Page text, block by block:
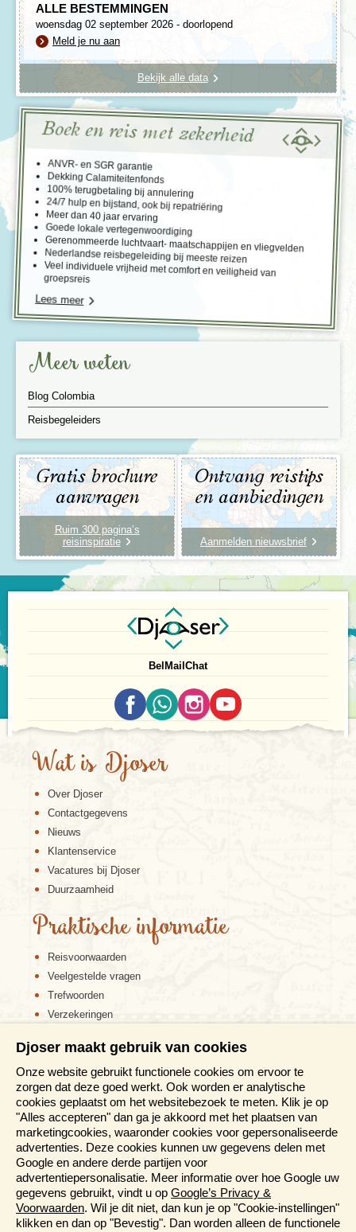
ALLE BESTEMMINGEN
woensdag 02 september 2026 - doorlopend
Meld je nu aan
Bekijk alle data
Boek en reis met zekerheid
ANVR- en SGR garantie
Dekking Calamiteitenfonds
100% terugbetaling bij annulering
24/7 hulp en bijstand, ook bij repatriëring
Meer dan 40 jaar ervaring
Goede lokale vertegenwoordiging
Gerenommeerde luchtvaart- maatschappijen en vliegvelden
Nederlandse reisbegeleiding bij meeste reizen
Veel individuele vrijheid met comfort en veiligheid van
groepsreis
Lees meer
Meer weten
Blog Colombia
Reisbegeleiders
Gratis brochure
aanvragen
Ruim 300 pagina’s
reisinspiratie
Ontvang reistips
en aanbiedingen
Aanmelden nieuwsbrief
Bel Mail Chat
Wat is Djoser
Over Djoser
Contactgegevens
Nieuws
Klantenservice
Vacatures bij Djoser
Duurzaamheid
Praktische informatie
Reisvoorwaarden
Veelgestelde vragen
Trefwoorden
Verzekeringen
Disclaimer
Cookiebeleid
Privacy verklaring
Reis en boek met Djoser zekerheid
Meer weten?
Brochures aanvragen
Informatiedagen
Magazine
Djoser maakt gebruik van cookies
Onze website gebruikt functionele cookies om ervoor te
zorgen dat deze goed werkt. Ook worden er analytische
cookies geplaatst om het websitebezoek te meten. Klik je op
"Alles accepteren" dan ga je akkoord met het plaatsen van
marketingcookies, waaronder cookies voor gepersonaliseerde
advertenties. Deze cookies kunnen uw gegevens delen met
Google en andere derde partijen voor
advertentiepersonalisatie. Meer informatie over hoe Google uw
gegevens gebruikt, vindt u op Google’s Privacy &
Voorwaarden. Wil je dit niet, dan kun je op "Cookie-instellingen"
klikken en dan op "Bevestig". Dan worden alleen de functionele